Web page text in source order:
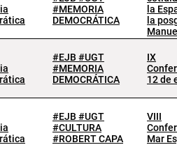
#MEMORIA
DEMOCRÁTICA
la
la
#EJB #UGT
#MEMORIA
DEMOCRÁTICA
IX
12 de
#EJB #UGT
#CULTURA
#ROBERT CAPA
VIII
Mar